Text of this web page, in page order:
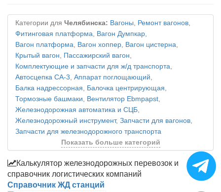
Категории для Челябинска: Вагоны, Ремонт вагонов,
Фитинговая платформа, Вагон Думпкар,
Вагон платформа, Вагон хоппер, Вагон цистерна,
Крытый вагон, Пассажирский вагон,
Комплектующие и запчасти для ж/д транспорта,
Автосцепка СА-3, Аппарат поглощающий,
Балка надрессорная, Балочка центрирующая,
Тормозные башмаки, Вентилятор Ebmpapst,
Железнодорожная автоматика и СЦБ,
Железнодорожный инструмент, Запчасти для вагонов,
Запчасти для железнодорожного транспорта
Показать больше категорий
Калькулятор железнодорожных перевозок и
справочник логистических компаний
Справочник ЖД станций